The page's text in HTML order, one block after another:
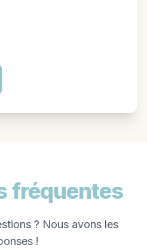
fréquentes
? Nous avons les
!